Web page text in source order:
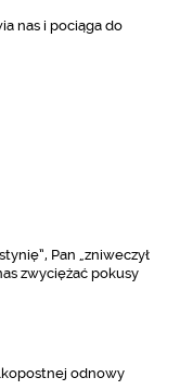
nas i pociąga do
Pan „zniweczył
zwyciężać pokusy
odnowy